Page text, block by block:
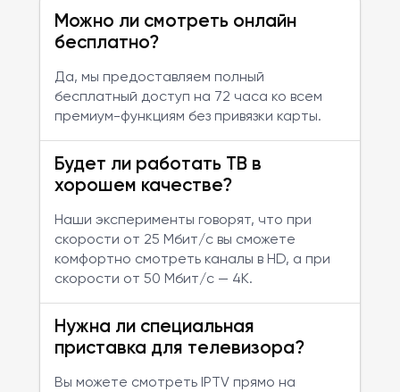
Можно ли смотреть онлайн
бесплатно?
Да, мы предоставляем полный
бесплатный доступ на 72 часа ко всем
премиум-функциям без привязки карты.
Будет ли работать ТВ в
хорошем качестве?
Наши эксперименты говорят, что при
скорости от 25 Мбит/с вы сможете
комфортно смотреть каналы в HD, а при
скорости от 50 Мбит/с — 4K.
Нужна ли специальная
приставка для телевизора?
Вы можете смотреть IPTV прямо на